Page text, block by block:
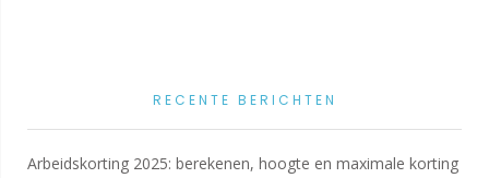
RECENTE BERICHTEN
Arbeidskorting 2025: berekenen, hoogte en maximale korting